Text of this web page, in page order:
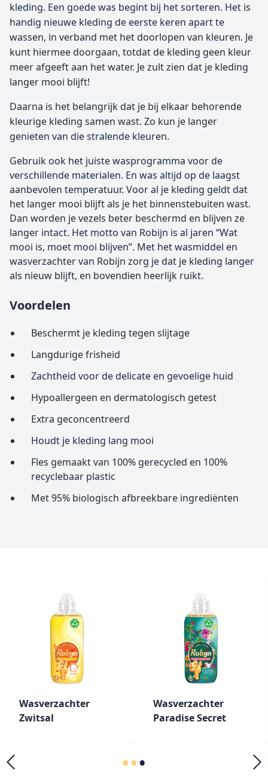
kleding. Een goede was begint bij het sorteren. Het is
handig nieuwe kleding de eerste keren apart te
wassen, in verband met het doorlopen van kleuren. Je
kunt hiermee doorgaan, totdat de kleding geen kleur
meer afgeeft aan het water. Je zult zien dat je kleding
langer mooi blijft!
Daarna is het belangrijk dat je bij elkaar behorende
kleurige kleding samen wast. Zo kun je langer
genieten van die stralende kleuren.
Gebruik ook het juiste wasprogramma voor de
verschillende materialen. En was altijd op de laagst
aanbevolen temperatuur. Voor al je kleding geldt dat
het langer mooi blijft als je het binnenstebuiten wast.
Dan worden je vezels beter beschermd en blijven ze
langer intact. Het motto van Robijn is al jaren “Wat
mooi is, moet mooi blijven”. Met het wasmiddel en
wasverzachter van Robijn zorg je dat je kleding langer
als nieuw blijft, en bovendien heerlijk ruikt.
Voordelen
Beschermt je kleding tegen slijtage
Langdurige frisheid
Zachtheid voor de delicate en gevoelige huid
Hypoallergeen en dermatologisch getest
Extra geconcentreerd
Houdt je kleding lang mooi
Fles gemaakt van 100% gerecycled en 100%
recyclebaar plastic
Met 95% biologisch afbreekbare ingrediënten
Wasverzachter
Zwitsal
Wasverzachter
Paradise Secret
•••